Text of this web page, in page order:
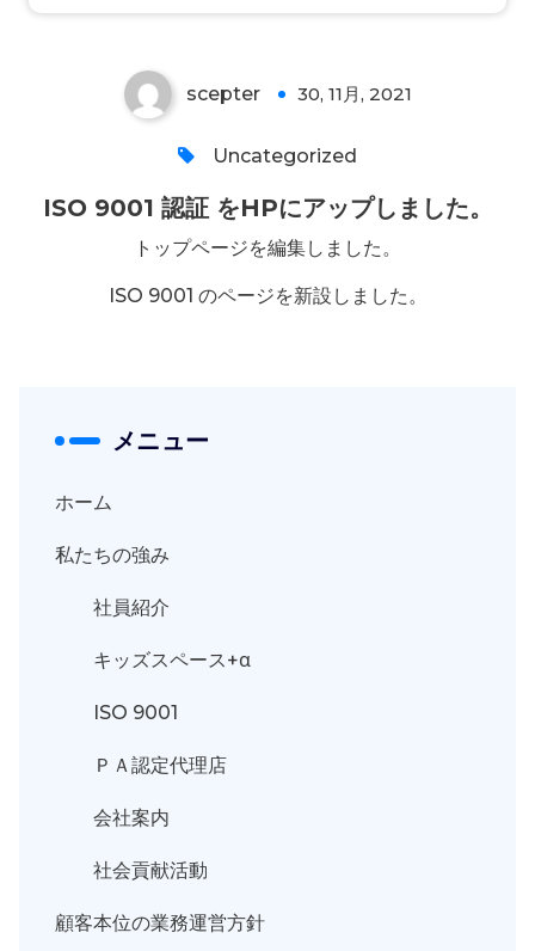
scepter 30, 11月, 2021
Uncategorized
ISO 9001 認証 をHPにアップしました。
トップページを編集しました。
ISO 9001 のページを新設しました。
メニュー
ホーム
私たちの強み
社員紹介
キッズスペース+α
ISO 9001
ＰＡ認定代理店
会社案内
社会貢献活動
顧客本位の業務運営方針